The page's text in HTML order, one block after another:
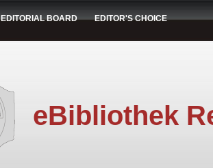
EDITORIAL BOARD EDITOR'S CHOICE
eBibliothek